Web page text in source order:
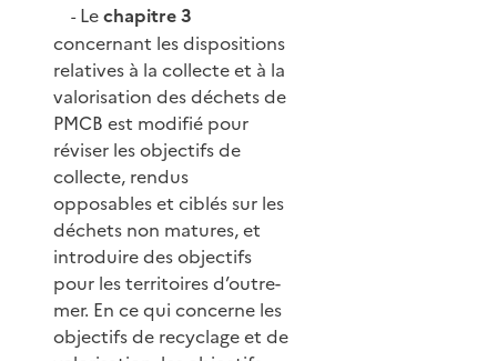
-Lechapitre 3
concernant les dispositions
relatives à la collecte et à la
valorisation des déchets de
PMCB est modifié pour
réviser les objectifs de
collecte, rendus
opposables et ciblés sur les
déchets non matures, et
introduire des objectifs
pour les territoires d’outre-
mer. En ce qui concerne les
objectifs de recyclage et de